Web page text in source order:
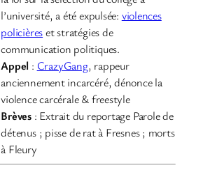
l’université, a été expulsée: violences
policièreset stratégies de
communication politiques.
Appel : CrazyGang, rappeur
anciennement incarcéré, dénonce la
violence carcérale & freestyle
Brèves : Extrait du reportage Parole de
détenus ; pisse de rat à Fresnes ; morts
à Fleury